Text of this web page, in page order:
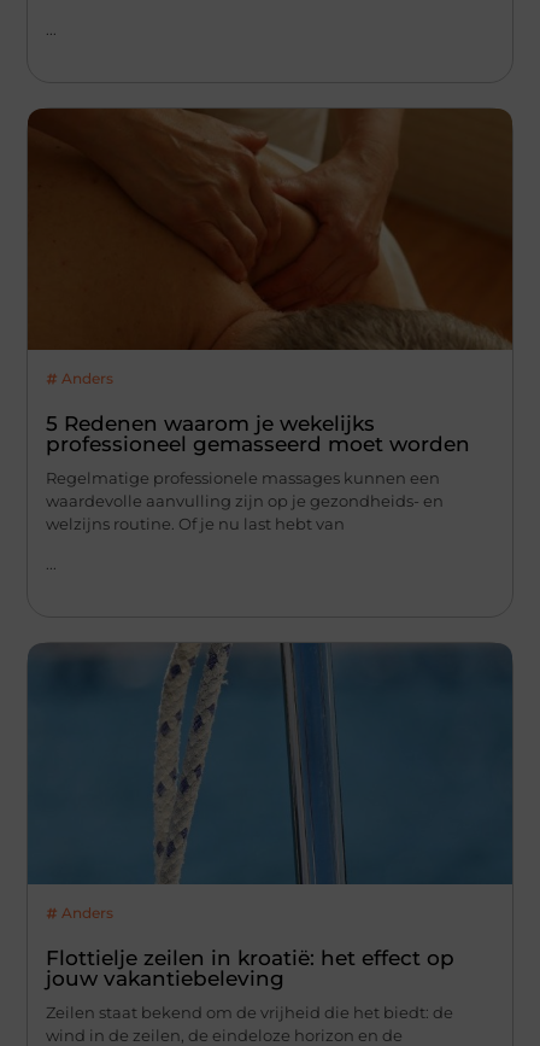
Anders
5 Redenen waarom je wekelijks
professioneel gemasseerd moet worden
Regelmatige professionele massages kunnen een
waardevolle aanvulling zijn op je gezondheids- en
welzijns routine. Of je nu last hebt van
Anders
Flottielje zeilen in kroatië: het effect op
jouw vakantiebeleving
Zeilen staat bekend om de vrijheid die het biedt: de
wind in de zeilen, de eindeloze horizon en de